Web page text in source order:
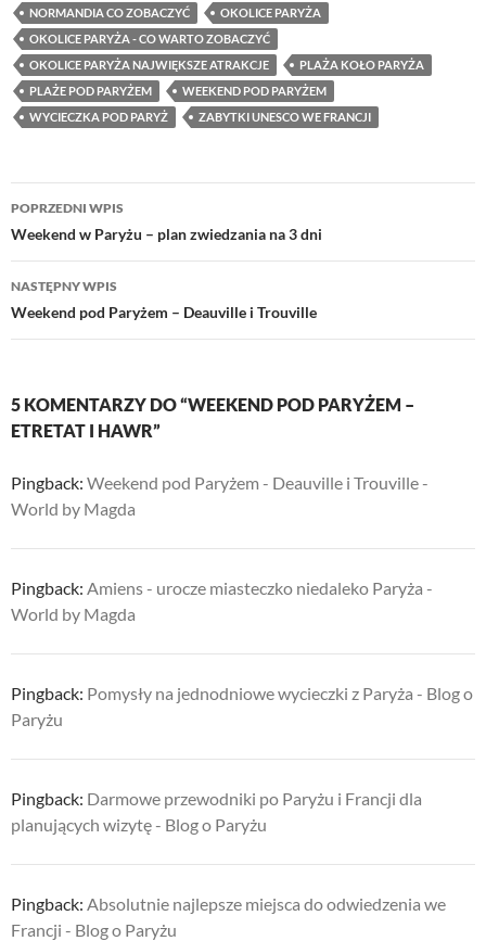
NORMANDIA CO ZOBACZYĆ
OKOLICE PARYŻA
OKOLICE PARYŻA - CO WARTO ZOBACZYĆ
OKOLICE PARYŻA NAJWIĘKSZE ATRAKCJE
PLAŻA KOŁO PARYŻA
PLAŻE POD PARYŻEM
WEEKEND POD PARYŻEM
WYCIECZKA POD PARYŻ
ZABYTKI UNESCO WE FRANCJI
Nawigacja
wpisu
POPRZEDNI WPIS
Weekend w Paryżu – plan zwiedzania na 3 dni
NASTĘPNY WPIS
Weekend pod Paryżem – Deauville i Trouville
5 KOMENTARZY DO “WEEKEND POD PARYŻEM –
ETRETAT I HAWR”
Pingback: Weekend pod Paryżem - Deauville i Trouville -
World by Magda
Pingback: Amiens - urocze miasteczko niedaleko Paryża -
World by Magda
Pingback: Pomysły na jednodniowe wycieczki z Paryża - Blog o
Paryżu
Pingback: Darmowe przewodniki po Paryżu i Francji dla
planujących wizytę - Blog o Paryżu
Pingback: Absolutnie najlepsze miejsca do odwiedzenia we
Francji - Blog o Paryżu